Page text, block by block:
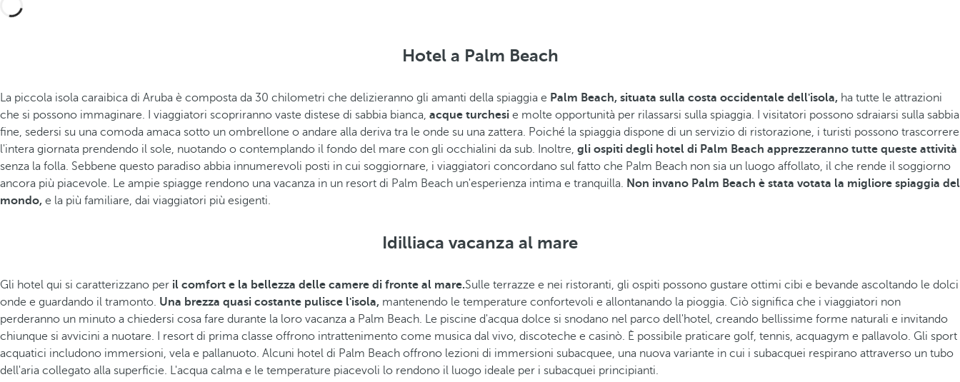
Hotel a Palm Beach
La piccola isola caraibica di Aruba è composta da 30 chilometri che delizieranno gli amanti della spiaggia e Palm Beach, situata sulla costa occidentale dell'isola, ha tutte le attrazioni
che si possono immaginare. I viaggiatori scopriranno vaste distese di sabbia bianca, acque turchesi e molte opportunità per rilassarsi sulla spiaggia. I visitatori possono sdraiarsi sulla sabbia
fine, sedersi su una comoda amaca sotto un ombrellone o andare alla deriva tra le onde su una zattera. Poiché la spiaggia dispone di un servizio di ristorazione, i turisti possono trascorrere
l'intera giornata prendendo il sole, nuotando o contemplando il fondo del mare con gli occhialini da sub. Inoltre, gli ospiti degli hotel di Palm Beach apprezzeranno tutte queste attività
senza la folla. Sebbene questo paradiso abbia innumerevoli posti in cui soggiornare, i viaggiatori concordano sul fatto che Palm Beach non sia un luogo affollato, il che rende il soggiorno
ancora più piacevole. Le ampie spiagge rendono una vacanza in un resort di Palm Beach un'esperienza intima e tranquilla. Non invano Palm Beach è stata votata la migliore spiaggia del
mondo, e la più familiare, dai viaggiatori più esigenti.
Idilliaca vacanza al mare
Gli hotel qui si caratterizzano per il comfort e la bellezza delle camere di fronte al mare.Sulle terrazze e nei ristoranti, gli ospiti possono gustare ottimi cibi e bevande ascoltando le dolci
onde e guardando il tramonto. Una brezza quasi costante pulisce l'isola, mantenendo le temperature confortevoli e allontanando la pioggia. Ciò significa che i viaggiatori non
perderanno un minuto a chiedersi cosa fare durante la loro vacanza a Palm Beach. Le piscine d'acqua dolce si snodano nel parco dell'hotel, creando bellissime forme naturali e invitando
chiunque si avvicini a nuotare. I resort di prima classe offrono intrattenimento come musica dal vivo, discoteche e casinò. È possibile praticare golf, tennis, acquagym e pallavolo. Gli sport
acquatici includono immersioni, vela e pallanuoto. Alcuni hotel di Palm Beach offrono lezioni di immersioni subacquee, una nuova variante in cui i subacquei respirano attraverso un tubo
dell'aria collegato alla superficie. L'acqua calma e le temperature piacevoli lo rendono il luogo ideale per i subacquei principianti.